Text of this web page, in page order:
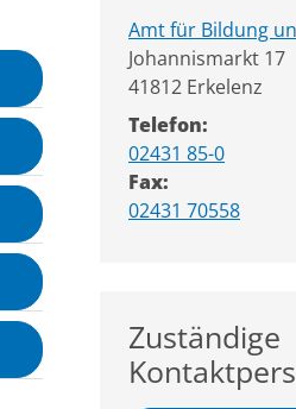
Amt für Bildung
Straße:
Johannismarkt 17
PLZ:
41812 Ort:
Erkelenz
Telefon:
02431 85-0
Fax:
02431 70558
Zuständige